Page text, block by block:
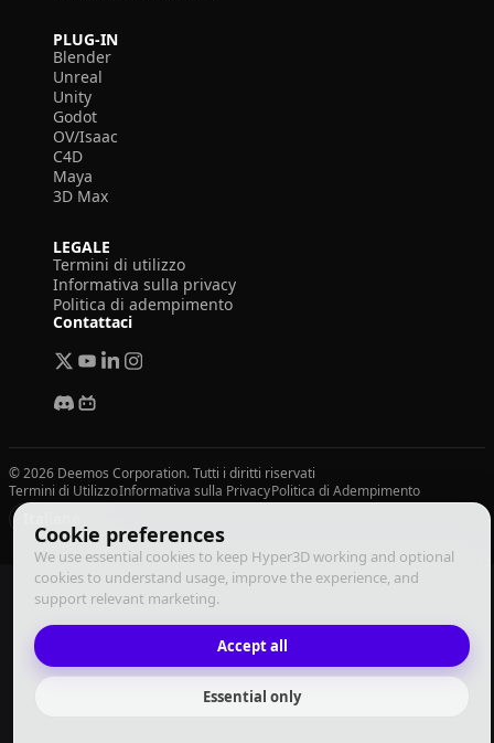
Cookie preferences
We use essential cookies to keep Hyper3D working and optional
cookies to understand usage, improve the experience, and
support relevant marketing.
Accept all
Essential only
PLUG-IN
Blender
Unreal
Unity
Godot
OV/Isaac
C4D
Maya
3D Max
LEGALE
Termini di utilizzo
Informativa sulla privacy
Politica di adempimento
Contattaci
© 2026 Deemos Corporation. Tutti i diritti riservati
Termini di UtilizzoInformativa sulla PrivacyPolitica di Adempimento